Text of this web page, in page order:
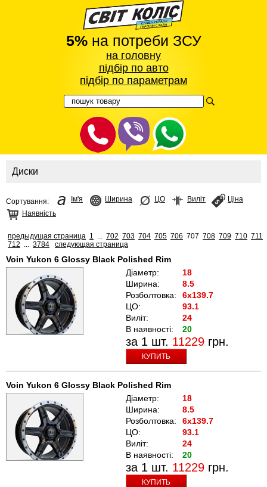
5%на потреби ЗСУ
на головну
підбір по авто
підбір по параметрам
Диски
Сортування: Ім'я Ширина ЦО Виліт
Ціна
Наявність
предыдущая страница 1 702 703 704 705 706 707 708 709 710 711
712
3784 следующая страница
Voin Yukon 6 Glossy Black Polished Rim
Діаметр:
18
Ширина:
8.5
Розболтовка:
6x139.7
ЦО:
93.1
Виліт:
24
В наявності:
20
за 1 шт. 11229 грн.
КУПИТЬ
Voin Yukon 6 Glossy Black Polished Rim
Діаметр:
18
Ширина:
8.5
Розболтовка:
6x139.7
ЦО:
93.1
Виліт:
24
В наявності:
20
за 1 шт. 11229 грн.
КУПИТЬ